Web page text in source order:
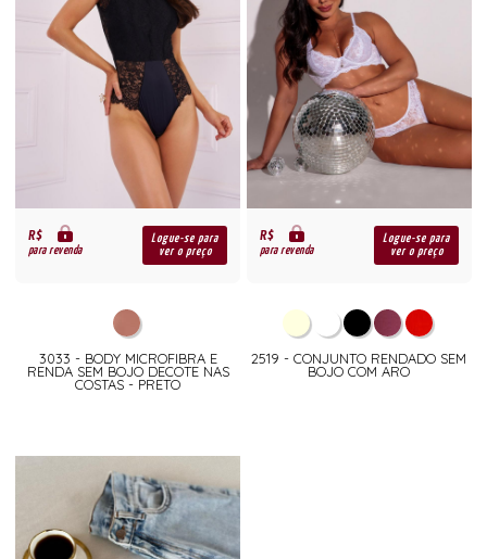
R$
para revenda
Logue-se para
ver o preço
3033 - BODY MICROFIBRA E
RENDA SEM BOJO DECOTE NAS
COSTAS - PRETO
R$
para revenda
Logue-se para
ver o preço
2519 - CONJUNTO RENDADO SEM
BOJO COM ARO